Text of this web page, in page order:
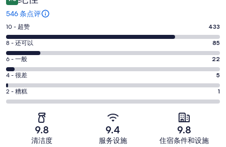
546 条点评
10
分
-
超
赞。
433
条
好
10 - 超赞 433
8
分
-
还
可
以。
8 - 还可以 85
6
分
-
一
般。
6 - 一般 22
4
分
-
4 - 很差 5
2
分
2 - 糟糕 1
9.8
清洁度
9.4
服务设施
9.8
住宿条件和设施